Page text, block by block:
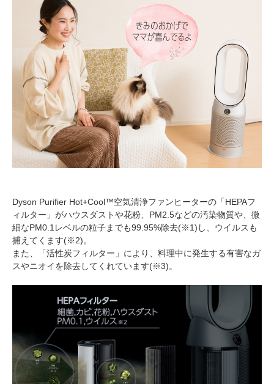
Dyson Purifier Hot+Cool™空気清浄ファンヒーターの「HEPAフ
ィルター」がハウスダストや花粉、PM2.5などの汚染物質や、微
細なPM0.1レベルの粒子までも99.95%除去(※1)し、ウイルスも
捕えてくます(※2)。
また、「活性炭フィルター」により、料理中に発生する有害なガ
スやニオイを除去してくれています(※3)。